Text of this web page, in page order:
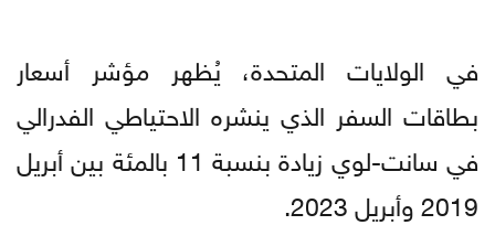
في الولايات المتحدة، يُظهر مؤشر أسعار
بطاقات السفر الذي ينشره الاحتياطي الفدرالي
في سانت-لوي زيادة بنسبة 11 بالمئة بين أبريل
2019 وأبريل 2023.